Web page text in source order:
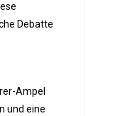
Debatte
Ampel
und eine